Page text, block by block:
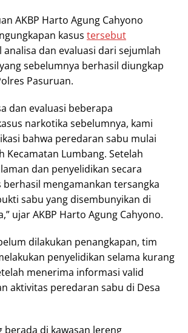
AKBP Harto Agung Cahyono
kasus tersebut
dan evaluasi dari sejumlah
sebelumnya berhasil diungkap
Pasuruan.
dan evaluasi beberapa
narkotika sebelumnya, kami
bahwa peredaran sabu mulai
Kecamatan Lumbang. Setelah
dan penyelidikan secara
mengamankan tersangka
sabu yang disembunyikan di
ujar AKBP Harto Agung Cahyono.
dilakukan penangkapan, tim
penyelidikan selama kurang
menerima informasi valid
aktivitas peredaran sabu di Desa
berada di kawasan lereng